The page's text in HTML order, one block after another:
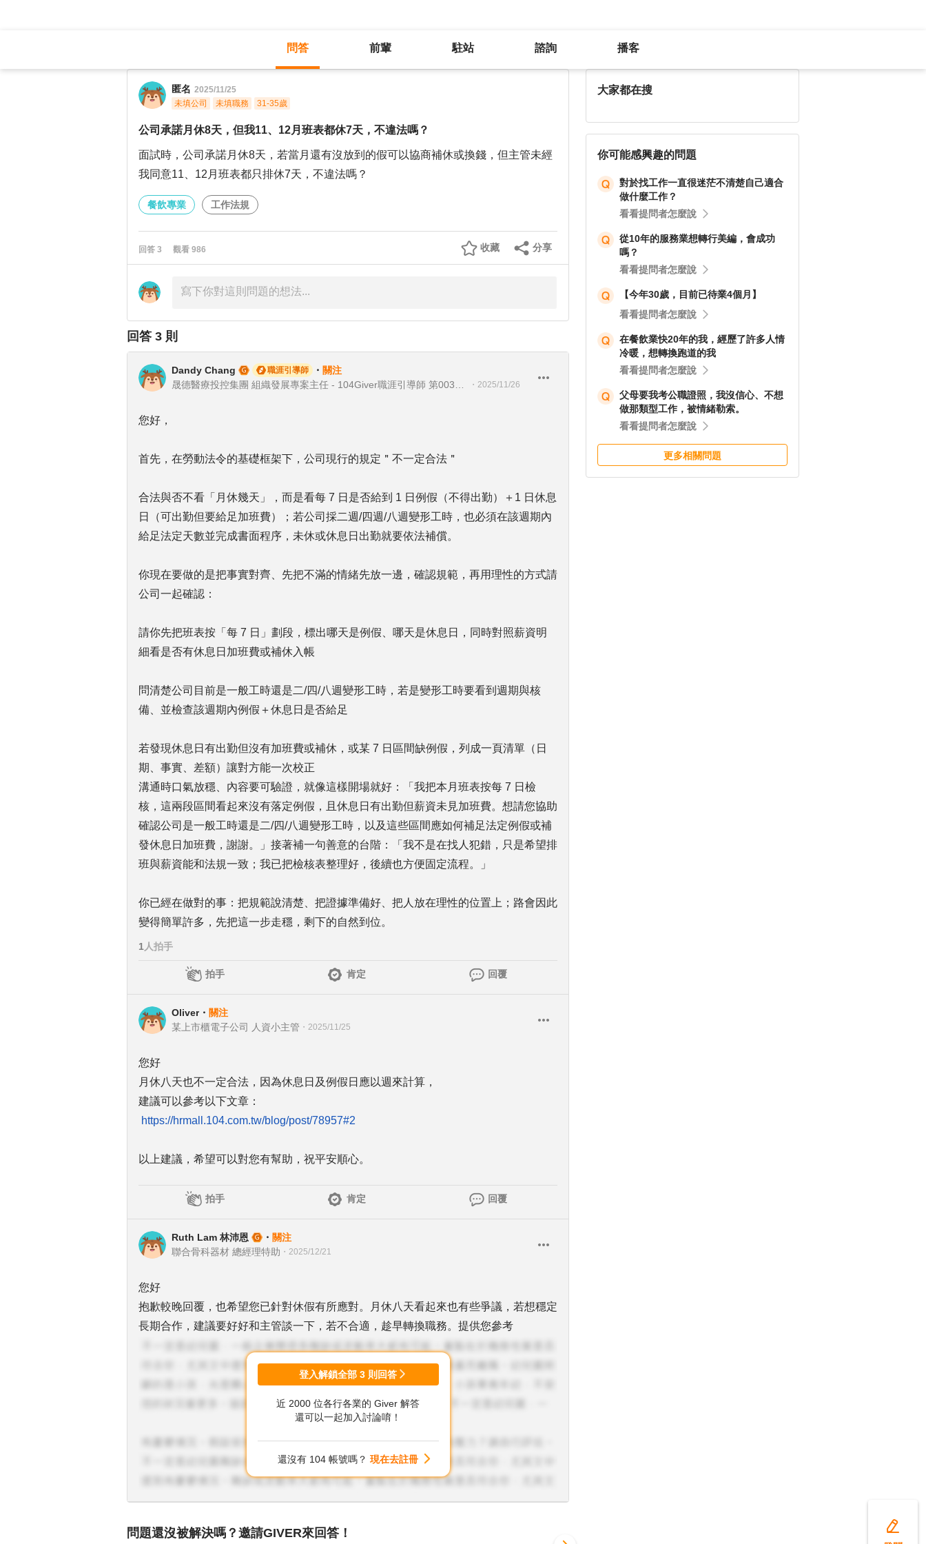
問答 前輩 駐站 諮詢 播客
匿名 2025/11/25
未填公司
未填職務 31-35歲
公司承諾月休8天，但我11、12月班表都休7天，不違法嗎？
面試時，公司承諾月休8天，若當月還有沒放到的假可以協商補休或換錢，但主管未經
我同意11、12月班表都只排休7天，不違法嗎？
餐飲專業 工作法規
回答 3 觀看 986 分享
收藏
回答 3 則
Dandy Chang 職涯引導師 ・ 關注
・ 2025/11/26
您好，
首先，在勞動法令的基礎框架下，公司現行的規定＂不一定合法＂
合法與否不看「月休幾天」，而是看每 7 日是否給到 1 日例假（不得出勤）＋1 日休息
日（可出勤但要給足加班費）；若公司採二週/四週/八週變形工時，也必須在該週期內
給足法定天數並完成書面程序，未休或休息日出勤就要依法補償。
你現在要做的是把事實對齊、先把不滿的情緒先放一邊，確認規範，再用理性的方式請
公司一起確認：
請你先把班表按「每 7 日」劃段，標出哪天是例假、哪天是休息日，同時對照薪資明
細看是否有休息日加班費或補休入帳
問清楚公司目前是一般工時還是二/四/八週變形工時，若是變形工時要看到週期與核
備、並檢查該週期內例假＋休息日是否給足
若發現休息日有出勤但沒有加班費或補休，或某 7 日區間缺例假，列成一頁清單（日
期、事實、差額）讓對方能一次校正
溝通時口氣放穩、內容要可驗證，就像這樣開場就好：「我把本月班表按每 7 日檢
核，這兩段區間看起來沒有落定例假，且休息日有出勤但薪資未見加班費。想請您協助
確認公司是一般工時還是二/四/八週變形工時，以及這些區間應如何補足法定例假或補
發休息日加班費，謝謝。」接著補一句善意的台階：「我不是在找人犯錯，只是希望排
班與薪資能和法規一致；我已把檢核表整理好，後續也方便固定流程。」
你已經在做對的事：把規範說清楚、把證據準備好、把人放在理性的位置上；路會因此
變得簡單許多，先把這一步走穩，剩下的自然到位。
1 人拍手
拍手 肯定 回覆
Oliver ・ 關注
某上市櫃電子公司 人資小主管 ・ 2025/11/25
您好
月休八天也不一定合法，因為休息日及例假日應以週來計算，
建議可以參考以下文章：
https://hrmall.104.com.tw/blog/post/78957#2
以上建議，希望可以對您有幫助，祝平安順心。
拍手 肯定 回覆
Ruth Lam 林沛恩 ・ 關注
聯合骨科器材 總經理特助 ・ 2025/12/21
您好
抱歉較晚回覆，也希望您已針對休假有所應對。月休八天看起來也有些爭議，若想穩定
長期合作，建議要好好和主管談一下，若不合適，趁早轉換職務。提供您參考
登入解鎖全部 3 則回答
近 2000 位各行各業的 Giver 解答
還可以一起加入討論唷！
還沒有 104 帳號嗎？ 現在去註冊
問題還沒被解決嗎？邀請GIVER來回答！
大家都在搜
你可能感興趣的問題
對於找工作一直很迷茫不清楚自己適合
做什麼工作？
看看提問者怎麼說
從10年的服務業想轉行美編，會成功
嗎？
看看提問者怎麼說
【今年30歲，目前已待業4個月】
看看提問者怎麼說
在餐飲業快20年的我，經歷了許多人情
冷暖，想轉換跑道的我
看看提問者怎麼說
父母要我考公職證照，我沒信心、不想
做那類型工作，被情緒勒索。
看看提問者怎麼說
更多相關問題